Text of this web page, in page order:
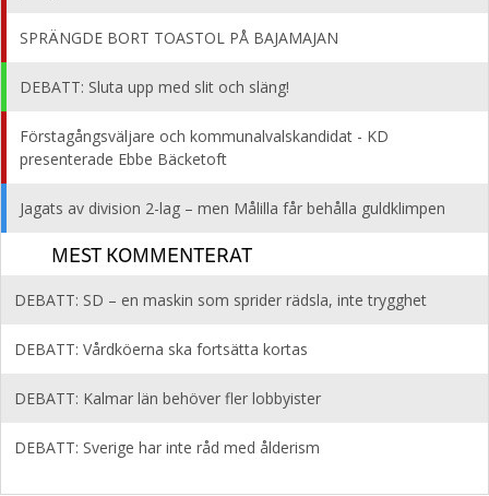
SPRÄNGDE BORT TOASTOL PÅ BAJAMAJAN
DEBATT: Sluta upp med slit och släng!
Förstagångsväljare och kommunalvalskandidat - KD
presenterade Ebbe Bäcketoft
Jagats av division 2-lag – men Målilla får behålla guldklimpen
MEST KOMMENTERAT
DEBATT: SD – en maskin som sprider rädsla, inte trygghet
DEBATT: Vårdköerna ska fortsätta kortas
DEBATT: Kalmar län behöver fler lobbyister
DEBATT: Sverige har inte råd med ålderism